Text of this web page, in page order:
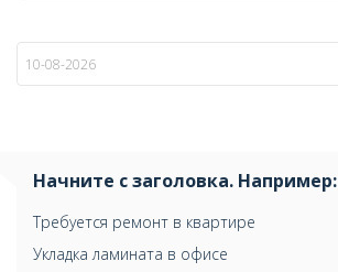
по
Начните с заголовка. Например:
Требуется ремонт в квартире
Укладка ламината в офисе